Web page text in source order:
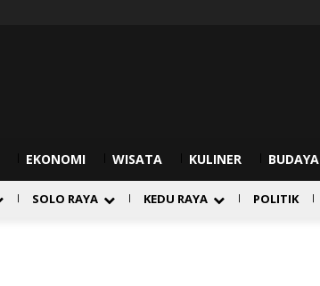
EKONOMI WISATA KULINER BUDAYA
SOLO RAYA KEDU RAYA POLITIK